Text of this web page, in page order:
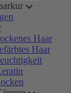
Haar
Haar